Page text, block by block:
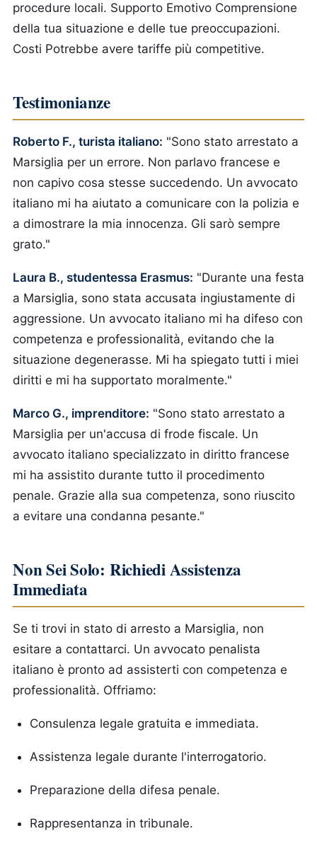
procedure locali. Supporto Emotivo Comprensione
della tua situazione e delle tue preoccupazioni.
Costi Potrebbe avere tariffe più competitive.
Testimonianze
Roberto F., turista italiano: "Sono stato arrestato a
Marsiglia per un errore. Non parlavo francese e
non capivo cosa stesse succedendo. Un avvocato
italiano mi ha aiutato a comunicare con la polizia e
a dimostrare la mia innocenza. Gli sarò sempre
grato."
Laura B., studentessa Erasmus: "Durante una festa
a Marsiglia, sono stata accusata ingiustamente di
aggressione. Un avvocato italiano mi ha difeso con
competenza e professionalità, evitando che la
situazione degenerasse. Mi ha spiegato tutti i miei
diritti e mi ha supportato moralmente."
Marco G., imprenditore: "Sono stato arrestato a
Marsiglia per un'accusa di frode fiscale. Un
avvocato italiano specializzato in diritto francese
mi ha assistito durante tutto il procedimento
penale. Grazie alla sua competenza, sono riuscito
a evitare una condanna pesante."
Non Sei Solo: Richiedi Assistenza
Immediata
Se ti trovi in stato di arresto a Marsiglia, non
esitare a contattarci. Un avvocato penalista
italiano è pronto ad assisterti con competenza e
professionalità. Offriamo:
Consulenza legale gratuita e immediata.
Assistenza legale durante l'interrogatorio.
Preparazione della difesa penale.
Rappresentanza in tribunale.